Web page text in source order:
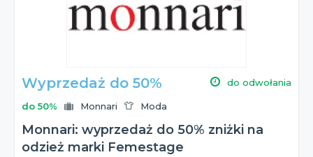
Wyprzedaż do 50% do odwołania
do 50% Monnari Moda
Monnari: wyprzedaż do 50% zniżki na
odzież marki Femestage